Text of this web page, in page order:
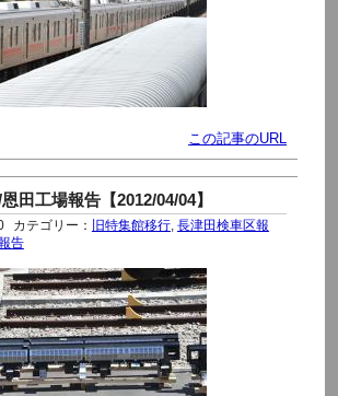
この記事のURL
田工場報告【2012/04/04】
カテゴリー： 旧特集館移行, 長津田検車区報
告